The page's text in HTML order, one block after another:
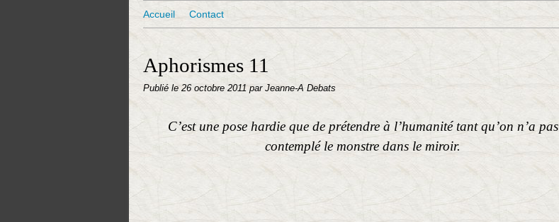
Accueil Contact
Aphorismes 11
Publié le 26 octobre 2011 par Jeanne-A Debats
C’est une pose hardie que de prétendre à l’humanité tant qu’on n’a pas
contemplé le monstre dans le miroir.